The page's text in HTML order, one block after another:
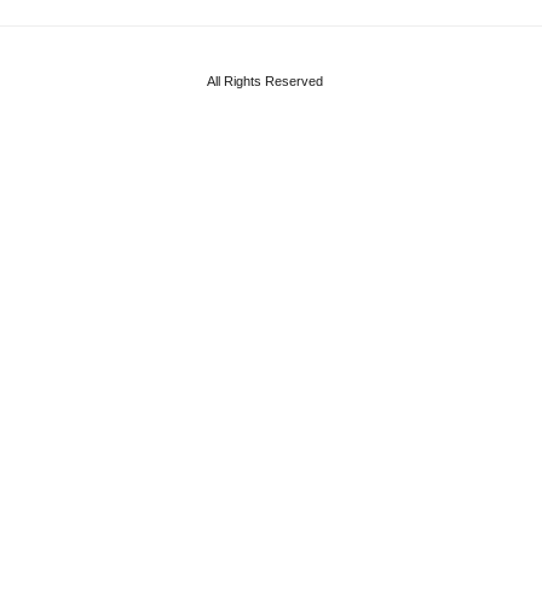
All Rights Reserved